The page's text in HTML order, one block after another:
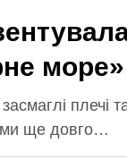
море»
плечі
ще довго…